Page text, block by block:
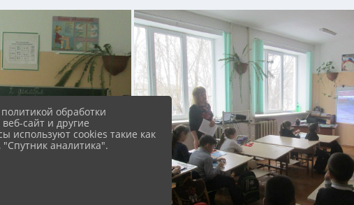
обработки
сайт и другие
используют cookies такие как
"Спутник аналитика".